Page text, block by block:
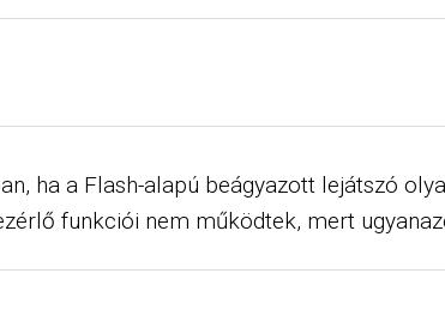
ha a Flash-alapú beágyazott lejátszó
funkciói nem működtek, mert